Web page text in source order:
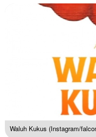
Waluh Kukus (Instagram/